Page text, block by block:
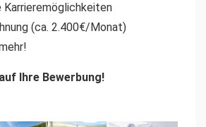
Karrieremöglichkeiten
(ca. 2.400€/Monat)
Ihre Bewerbung!